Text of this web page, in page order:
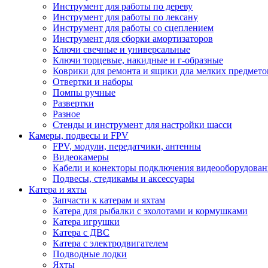
Инструмент для работы по дереву
Инструмент для работы по лексану
Инструмент для работы со сцеплением
Инструмент для сборки амортизаторов
Ключи свечные и универсальные
Ключи торцевые, накидные и г-образные
Коврики для ремонта и ящики дла мелких
Отвертки и наборы
Помпы ручные
Развертки
Разное
Стенды и инструмент для настройки шасси
Камеры, подвесы и FPV
FPV, модули, передатчики, антенны
Видеокамеры
Кабели и конекторы подключения
Подвесы, стедикамы и аксессуары
Катера и яхты
Запчасти к катерам и яхтам
Катера для рыбалки с эхолотами и кормушками
Катера игрушки
Катера с ДВС
Катера с электродвигателем
Подводные лодки
Яхты